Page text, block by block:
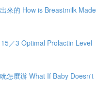
來的 How is Breastmilk Made
／3 Optimal Prolactin Level
怎麼辦 What If Baby Doesn't